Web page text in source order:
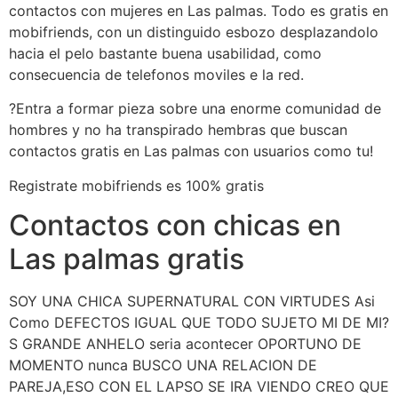
contactos con mujeres en Las palmas. Todo es gratis en
mobifriends, con un distinguido esbozo desplazandolo
hacia el pelo bastante buena usabilidad, como
consecuencia de telefonos moviles e la red.
?Entra a formar pieza sobre una enorme comunidad de
hombres y no ha transpirado hembras que buscan
contactos gratis en Las palmas con usuarios como tu!
Registrate mobifriends es 100% gratis
Contactos con chicas en
Las palmas gratis
SOY UNA CHICA SUPERNATURAL CON VIRTUDES Asi
Como DEFECTOS IGUAL QUE TODO SUJETO MI DE MI?
S GRANDE ANHELO seria acontecer OPORTUNO DE
MOMENTO nunca BUSCO UNA RELACION DE
PAREJA,ESO CON EL LAPSO SE IRA VIENDO CREO QUE